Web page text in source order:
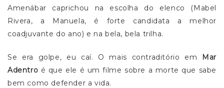
Amenábar caprichou na escolha do elenco (Mabel
Rivera, a Manuela, é forte candidata a melhor
coadjuvante do ano) e na bela, bela trilha.
Se era golpe, eu caí. O mais contraditório em
Mar
Adentro é que ele é um filme sobre a morte que sabe
bem como defender a vida.